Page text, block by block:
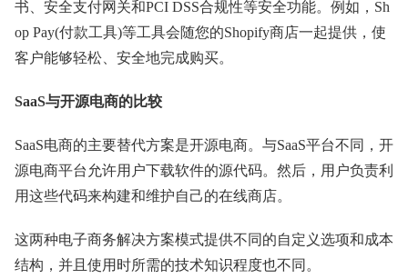
书、安全支付网关和PCI DSS合规性等安全功能。例如，Sh
op Pay(付款工具)等工具会随您的Shopify商店一起提供，使
客户能够轻松、安全地完成购买。
SaaS与开源电商的比较
SaaS电商的主要替代方案是开源电商。与SaaS平台不同，开
源电商平台允许用户下载软件的源代码。然后，用户负责利
用这些代码来构建和维护自己的在线商店。
这两种电子商务解决方案模式提供不同的自定义选项和成本
结构，并且使用时所需的技术知识程度也不同。